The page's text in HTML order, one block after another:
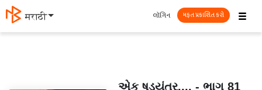
मराठी ☰
લૉગિન મફત પ્રકાશિત કરો
એક ષડયંત્ર.... - ભાગ 81